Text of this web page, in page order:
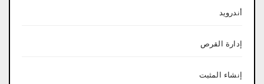
أندرويد
إدارة القرص
إنشاء المثبت